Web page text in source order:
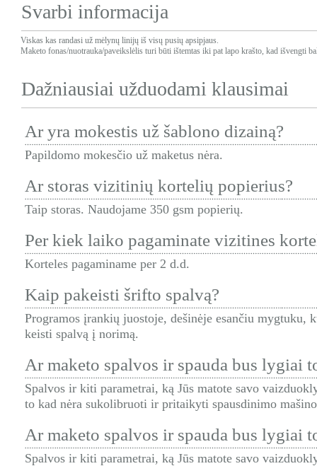
Svarbi informacija
Viskas kas randasi už mėlynų linijų iš visų pusių apsipjaus.
Maketo fonas/nuotrauka/paveikslėlis turi būti ištemtas iki pat lapo krašto, kad išvengti
Dažniausiai užduodami klausimai
Ar yra mokestis už šablono dizainą?
Papildomo mokesčio už maketus nėra.
Ar storas vizitinių kortelių popierius?
Taip storas. Naudojame 350 gsm popierių.
Per kiek laiko pagaminate vizitines
Korteles pagaminame per 2 d.d.
Kaip pakeisti šrifto spalvą?
Programos įrankių juostoje, dešinėje esančiu mygtuku,
keisti spalvą į norimą.
Ar maketo spalvos ir spauda bus lygiai
Spalvos ir kiti parametrai, ką Jūs matote savo
to kad nėra sukolibruoti ir pritaikyti spausdinimo
Ar maketo spalvos ir spauda bus lygiai
Spalvos ir kiti parametrai, ką Jūs matote savo